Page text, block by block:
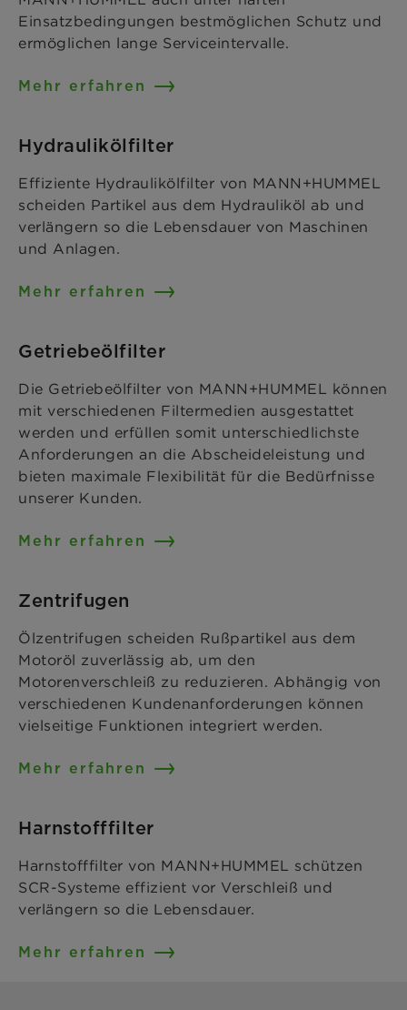
Einsatzbedingungen bestmöglichen Schutz und
ermöglichen lange Serviceintervalle.
Mehr erfahren
Hydraulikölfilter
Effiziente Hydraulikölfilter von MANN+HUMMEL
scheiden Partikel aus dem Hydrauliköl ab und
verlängern so die Lebensdauer von Maschinen
und Anlagen.
Mehr erfahren
Getriebeölfilter
Die Getriebeölfilter von MANN+HUMMEL können
mit verschiedenen Filtermedien ausgestattet
werden und erfüllen somit unterschiedlichste
Anforderungen an die Abscheideleistung und
bieten maximale Flexibilität für die Bedürfnisse
unserer Kunden.
Mehr erfahren
Zentrifugen
Ölzentrifugen scheiden Rußpartikel aus dem
Motoröl zuverlässig ab, um den
Motorenverschleiß zu reduzieren. Abhängig von
verschiedenen Kundenanforderungen können
vielseitige Funktionen integriert werden.
Mehr erfahren
Harnstofffilter
Harnstofffilter von MANN+HUMMEL schützen
SCR-Systeme effizient vor Verschleiß und
verlängern so die Lebensdauer.
Mehr erfahren